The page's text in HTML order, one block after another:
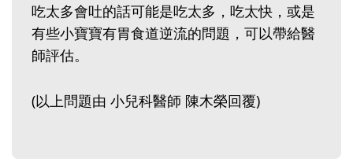
吃太多會吐的話可能是吃太多，吃太快，或是
有些小寶寶有胃食道逆流的問題，可以帶給醫
師評估。
(以上問題由 小兒科醫師 陳木榮回覆)